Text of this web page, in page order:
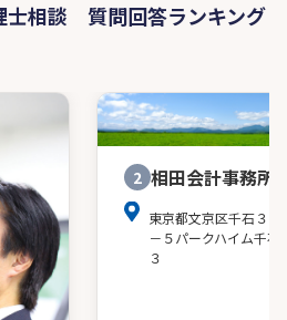
士相談 質問回答ランキング
2 相田会計事務所
東京都文京区千石３－
－５パークハイム千石
３